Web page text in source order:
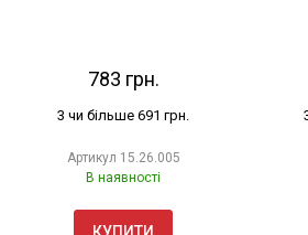
783 грн.
3 чи більше 691 грн.
Артикул 15.26.005
В наявності